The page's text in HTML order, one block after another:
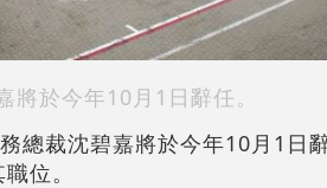
將於今年10月1日辭任。
總裁沈碧嘉將於今年10月1日
位。